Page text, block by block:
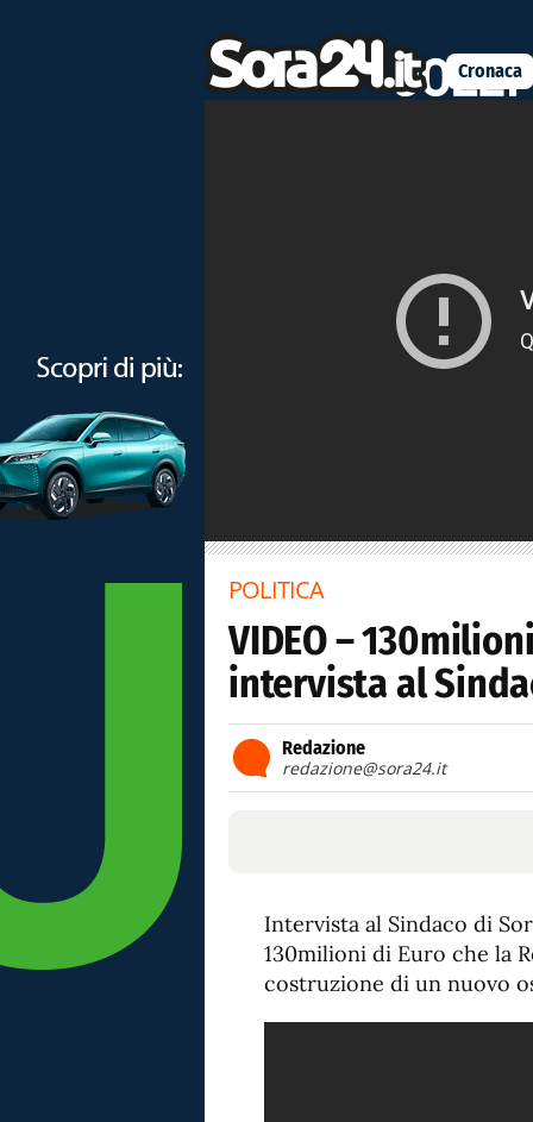
Cronaca
POLITICA
VIDEO –
intervista al
Redazione
redazione@sora24.it
Intervista al Sindaco di
130milioni di Euro che la
costruzione di un nuovo